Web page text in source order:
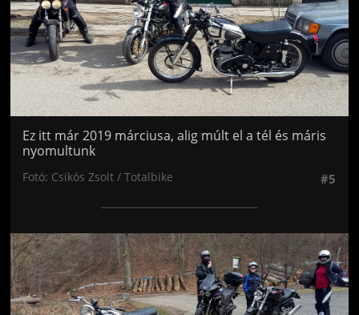
Ez itt már 2019 márciusa, alig múlt el a tél és máris
nyomultunk
Fotó: Csikós Zsolt / Totalbike #5
Jön még kép!